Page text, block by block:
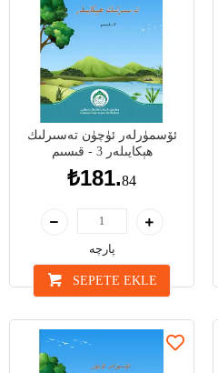
ئۆسمۈرلەر ئۈچۈن تەسىرلىك
ھېكايىلەر 3 - قىسىم
₺181.84
پارچە
SEPETE EKLE